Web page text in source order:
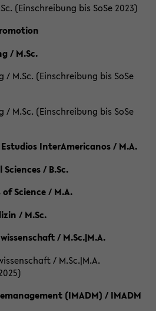
(Einschreibung bis SoSe 2023)
/ M.Sc.
M.Sc. (Einschreibung bis SoSe
M.Sc. (Einschreibung bis SoSe
InterAmericanos / M.A.
/ B.Sc.
Science / M.A.
/ M.Sc.
/ M.Sc.|M.A.
/ M.Sc.|M.A.
(IMADM) / IMADM